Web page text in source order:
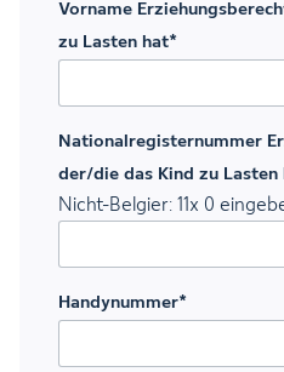
Vorname
zu Lasten hat*
Nationalregisternummer
der/die das Kind zu Lasten
Nicht-Belgier: 11x 0
Handynummer*